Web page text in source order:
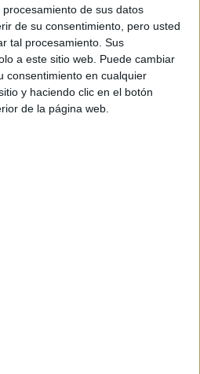
de sus datos
de su consentimiento, pero usted
tal procesamiento. Sus
a este sitio web. Puede cambiar
consentimiento en cualquier
y haciendo clic en el botón
de la página web.
Niégalo siempre